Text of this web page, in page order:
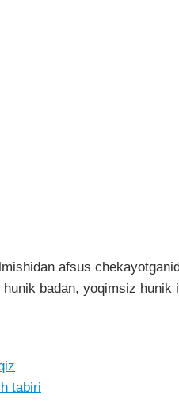
afsus
badan, yoqimsiz hunik
tabiri